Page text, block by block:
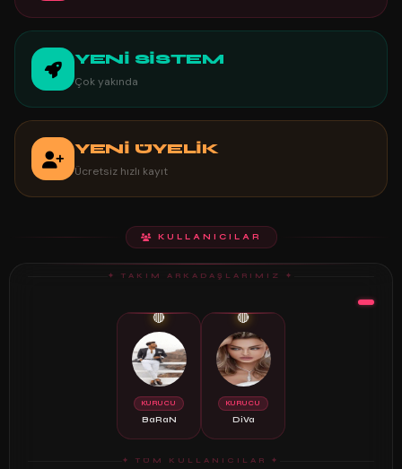
YENİ SİSTEM
Çok yakında
YENİ ÜYELİK
Ücretsiz hızlı kayıt
KULLANICILAR
✦ TAKIM ARKADAŞLARIMIZ ✦
🔴
KURUCU
BaRaN
🔴
KURUCU
DiVa
✦ TÜM KULLANICILAR ✦